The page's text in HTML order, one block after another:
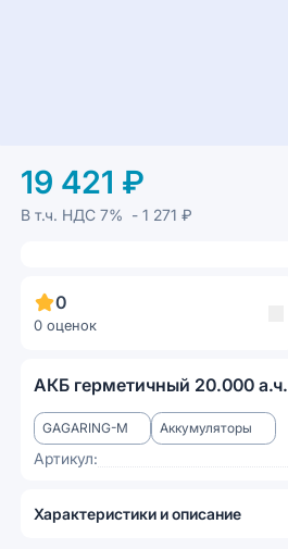
19 421 ₽
В т.ч. НДС7% - 1 271 ₽
0
0 оценок
АКБ герметичный 20.000 а.ч.
GAGARING-M Аккумуляторы
Артикул:
Характеристики и описание